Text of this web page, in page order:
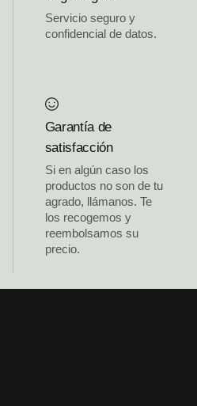
Servicio seguro y
confidencial de datos.
Garantía de
satisfacción
Si en algún caso los
productos no son de tu
agrado, llámanos. Te
los recogemos y
reembolsamos su
precio.